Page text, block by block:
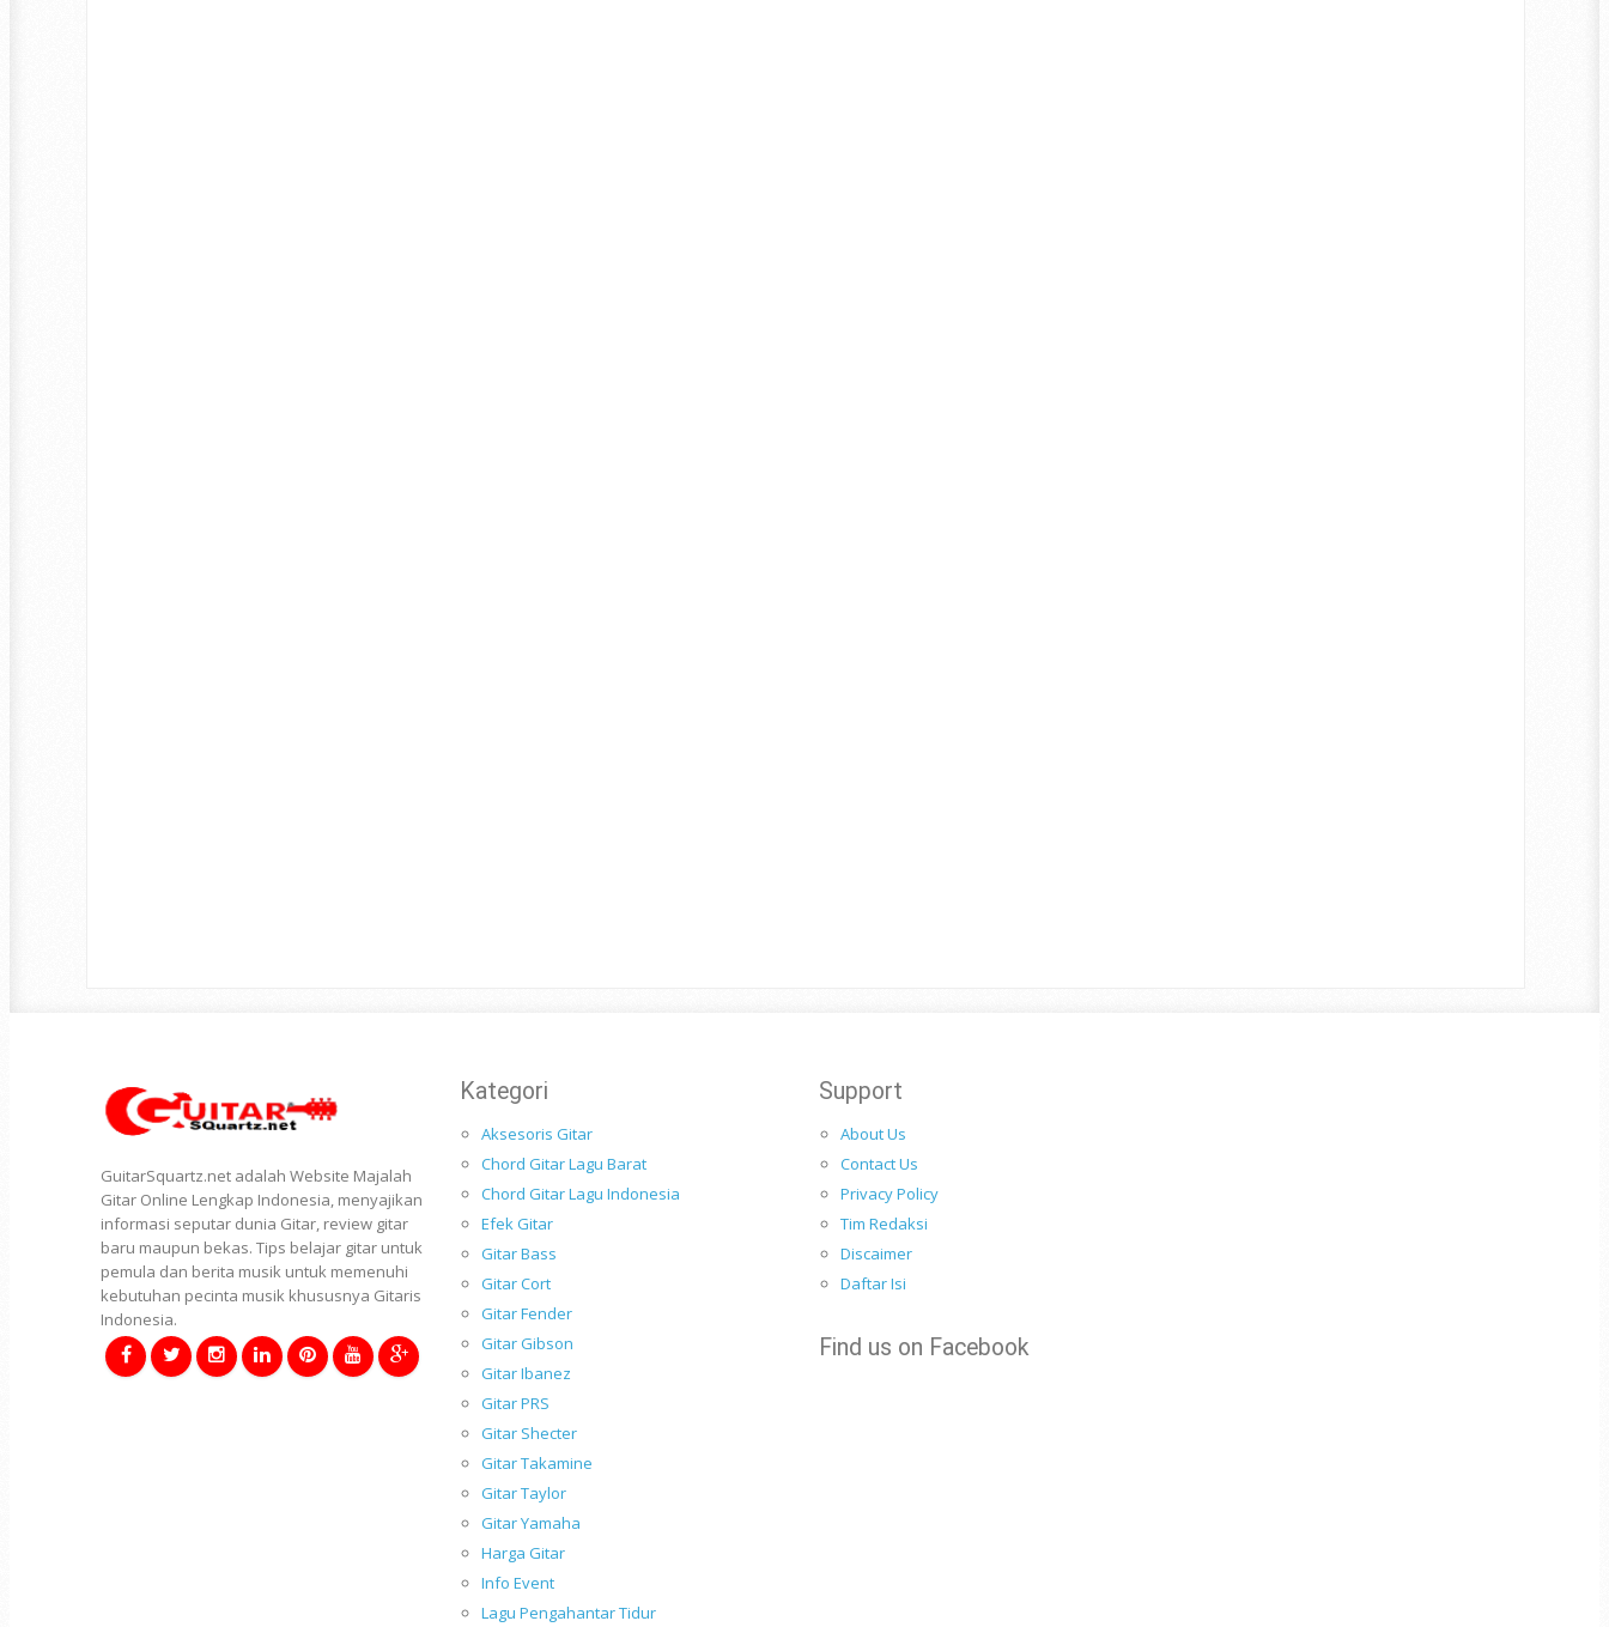
GuitarSquartz.net adalah Website Majalah
Gitar Online Lengkap Indonesia, menyajikan
informasi seputar dunia Gitar, review gitar
baru maupun bekas. Tips belajar gitar untuk
pemula dan berita musik untuk memenuhi
kebutuhan pecinta musik khususnya Gitaris
Indonesia.
Kategori
Aksesoris Gitar
Chord Gitar Lagu Barat
Chord Gitar Lagu Indonesia
Efek Gitar
Gitar Bass
Gitar Cort
Gitar Fender
Gitar Gibson
Gitar Ibanez
Gitar PRS
Gitar Shecter
Gitar Takamine
Gitar Taylor
Gitar Yamaha
Harga Gitar
Info Event
Lagu Pengahantar Tidur
Support
About Us
Contact Us
Privacy Policy
Tim Redaksi
Discaimer
Daftar Isi
Find us on Facebook